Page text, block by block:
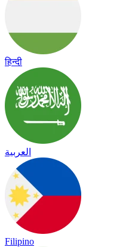
हिन्दी
العربية
Filipino